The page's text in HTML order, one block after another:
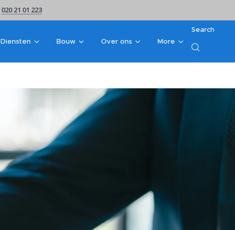
020 21 01 223
Diensten Bouw Over ons More
Search